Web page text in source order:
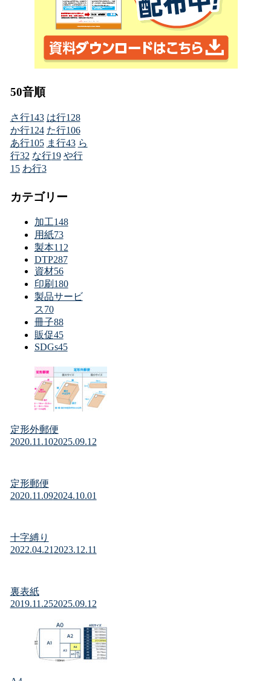
50音順
さ行143 は行128
か行124 た行106
あ行105 ま行43 ら
行32 な行19 や行
15 わ行3
カテゴリー
加工148
用紙73
製本112
DTP287
資材56
印刷 180
製品サービ
ス70
冊子88
販促45
SDGs45
定形外郵便
2020.11.102025.09.12
定形郵便
2020.11.092024.10.01
十字縛り
2022.04.21 2023.12.11
裏表紙
2019.11.252025.09.12